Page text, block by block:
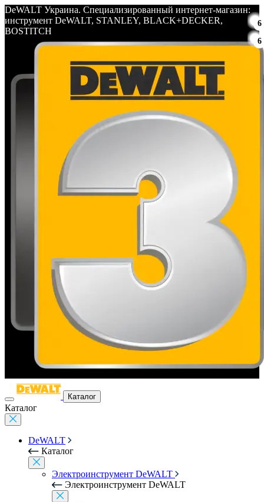
DeWALT Украина. Специализированный интернет-магазин:
инструмент DeWALT, STANLEY, BLACK+DECKER,
BOSTITCH
Каталог
Каталог
DeWALT
Каталог
Электроинструмент DeWALT
Электроинструмент DeWALT
6
6